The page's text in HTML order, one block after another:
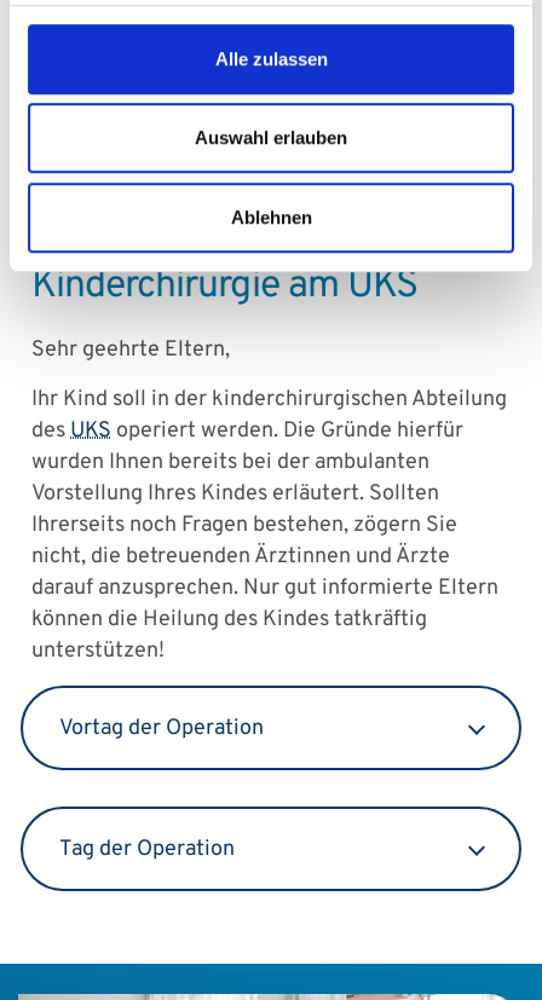
Alle zulassen
Auswahl erlauben
Ablehnen
Entlassung
Stationäre Behandlung in der
Kinderchirurgie am UKS
Sehr geehrte Eltern,
Ihr Kind soll in der kinderchirurgischen Abteilung
desUKS operiert werden. Die Gründe hierfür
wurden Ihnen bereits bei der ambulanten
Vorstellung Ihres Kindes erläutert. Sollten
Ihrerseits noch Fragen bestehen, zögern Sie
nicht, die betreuenden Ärztinnen und Ärzte
darauf anzusprechen. Nur gut informierte Eltern
können die Heilung des Kindes tatkräftig
unterstützen!
Vortag der Operation
Tag der Operation